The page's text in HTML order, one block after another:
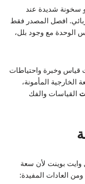
سخونة شديدة عند
افصل المصدر فقط
الوحدة مع وجود بلل،
قياس وخبرة واحتياطات
المأمونة،
القياسات والفك
وايت بوينت لأن سعة
ومن العادات المفيدة: